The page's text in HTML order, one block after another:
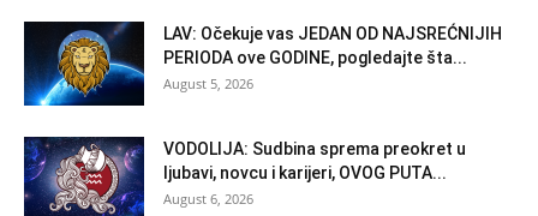
LAV: Očekuje vas JEDAN OD NAJSREĆNIJIH
PERIODA ove GODINE, pogledajte šta...
August 5, 2026
VODOLIJA: Sudbina sprema preokret u
ljubavi, novcu i karijeri, OVOG PUTA...
August 6, 2026